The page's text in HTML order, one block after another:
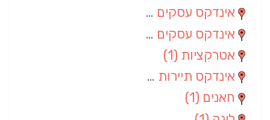
אינדקס עסקים מקומי
אינדקס עסקים ארצי
אטרקציות (1)
אינדקס תיירות ארצי
חאנים(1)